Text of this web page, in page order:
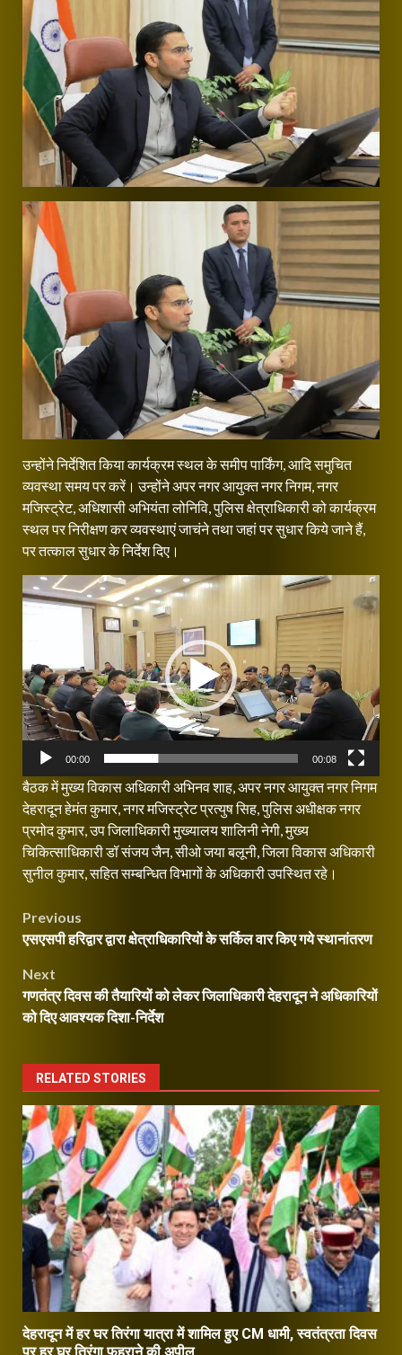
उन्होंने निर्देशित किया कार्यक्रम स्थल के समीप पार्किंग, आदि समुचित
व्यवस्था समय पर करें। उन्होंने अपर नगर आयुक्त नगर निगम, नगर
मजिस्ट्रेट, अधिशासी अभियंता लोनिवि, पुलिस क्षेत्राधिकारी को कार्यक्रम
स्थल पर निरीक्षण कर व्यवस्थाएं जाचंने तथा जहां पर सुधार किये जाने हैं,
पर तत्काल सुधार के निर्देश दिए।
Video
Player
00:00 00:08
बैठक में मुख्य विकास अधिकारी अभिनव शाह, अपर नगर आयुक्त नगर निगम
देहरादून हेमंत कुमार, नगर मजिस्ट्रेट प्रत्युष सिह, पुलिस अधीक्षक नगर
प्रमोद कुमार, उप जिलाधिकारी मुख्यालय शालिनी नेगी, मुख्य
चिकित्साधिकारी डॉ संजय जैन, सीओ जया बलूनी, जिला विकास अधिकारी
सुनील कुमार, सहित सम्बन्धित विभागों के अधिकारी उपस्थित रहे।
Post
navigation
Previous
एसएसपी हरिद्वार द्वारा क्षेत्राधिकारियों के सर्किल वार किए गये स्थानांतरण
Next
गणतंत्र दिवस की तैयारियों को लेकर जिलाधिकारी देहरादून ने अधिकारियों
को दिए आवश्यक दिशा-निर्देश
RELATED STORIES
देहरादून में हर घर तिरंगा यात्रा में शामिल हुए CM धामी, स्वतंत्रता दिवस